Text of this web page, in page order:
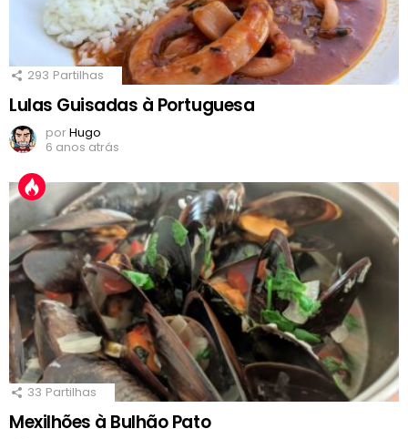
293 Partilhas
Lulas Guisadas à Portuguesa
porHugo
6 anos atrás
33 Partilhas
Mexilhões à Bulhão Pato